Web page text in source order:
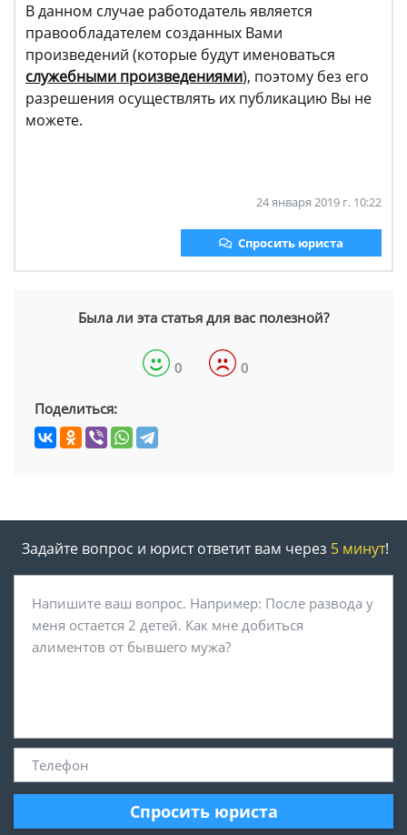
В данном случае работодатель является
правообладателем созданных Вами
произведений (которые будут именоваться
служебными произведениями), поэтому без его
разрешения осуществлять их публикацию Вы не
можете.
24 января 2019 г. 10:22
Спросить юриста
Была ли эта статья для вас полезной?
0 0
Поделиться:
Задайте вопрос и юрист ответит вам через 5 минут!
Спросить юриста